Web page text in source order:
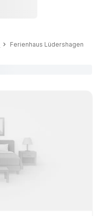
Ferienhaus Lüdershagen